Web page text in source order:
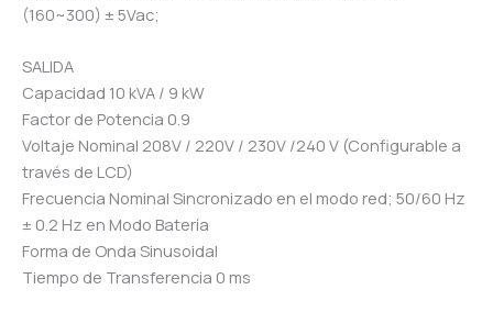
(160~300) ± 5Vac;
SALIDA
Capacidad 10 kVA / 9 kW
Factor de Potencia 0.9
Voltaje Nominal 208V / 220V / 230V /240 V (Configurable a
través de LCD)
Frecuencia Nominal Sincronizado en el modo red; 50/60 Hz
± 0.2 Hz en Modo Batería
Forma de Onda Sinusoidal
Tiempo de Transferencia 0 ms